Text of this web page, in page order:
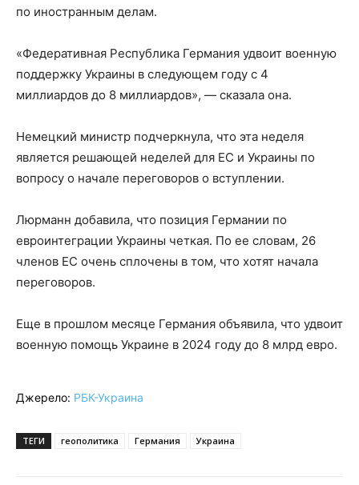
по иностранным делам.
«Федеративная Республика Германия удвоит военную
поддержку Украины в следующем году с 4
миллиардов до 8 миллиардов», — сказала она.
Немецкий министр подчеркнула, что эта неделя
является решающей неделей для ЕС и Украины по
вопросу о начале переговоров о вступлении.
Люрманн добавила, что позиция Германии по
евроинтеграции Украины четкая. По ее словам, 26
членов ЕС очень сплочены в том, что хотят начала
переговоров.
Еще в прошлом месяце Германия объявила, что удвоит
военную помощь Украине в 2024 году до 8 млрд евро.
Джерело: РБК-Украина
ТЕГИ геополитика Германия Украина